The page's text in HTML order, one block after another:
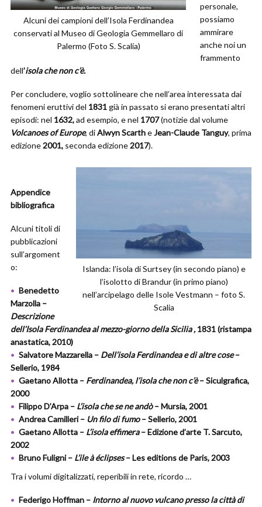
Alcuni dei campioni dell’Isola Ferdinandea
conservati al Museo di Geologia Gemmellaro di
Palermo (Foto S. Scalia)
personale,
possiamo
ammirare
anche noi un
frammento
dell’isola che non c’è.
Per concludere, voglio sottolineare che nell’area interessata dai
fenomeni eruttivi del 1831già in passato si erano presentati altri
episodi: nel 1632,ad esempio, e nel 1707(notizie dal volume
Volcanoes of Europe, diAlwyn ScartheJean-Claude Tanguy, prima
edizione2001, seconda edizione2017).
Islanda: l’isola di Surtsey (in secondo piano) e
l’isolotto di Brandur (in primo piano)
nell’arcipelago delle Isole Vestmann – foto S.
Scalia
Appendice
bibliografica
Alcuni titoli di
pubblicazioni
sull’argoment
o:
Benedetto
Marzolla –
Descrizione
dell’Isola Ferdinandea al mezzo-giorno della Sicilia , 1831 (ristampa
anastatica, 2010)
Salvatore Mazzarella – Dell’isola Ferdinandea e di altre cose–
Sellerio, 1984
Gaetano Allotta – Ferdinandea, l’isola che non c’è– Siculgrafica,
2000
Filippo D’Arpa – L’isola che se ne andò– Mursia, 2001
Andrea Camilleri – Un filo di fumo– Sellerio, 2001
Gaetano Allotta – L’isola effimera– Edizione d’arte T. Sarcuto,
2002
Bruno Fuligni – L’ile à éclipses– Les editions de Paris, 2003
Tra i volumi digitalizzati, reperibili in rete, ricordo …
Federigo Hoffman – Intorno al nuovo vulcano presso la città di